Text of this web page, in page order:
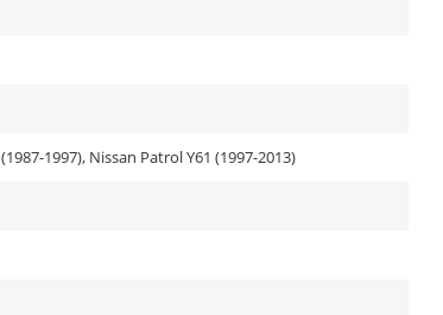
1997), Nissan Patrol Y61 (1997-2013)